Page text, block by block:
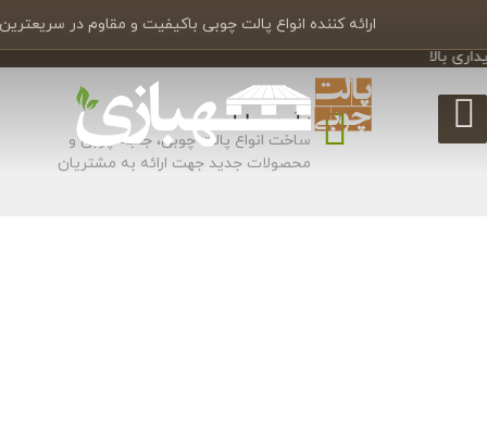
ارائه کننده انواع پالت چوبی باکیفیت و مقاوم در
نوآوری و طراحی
ساخت انواع پالت چوبی، جعبه چوبی و
محصولات جدید جهت ارائه به مشتریان